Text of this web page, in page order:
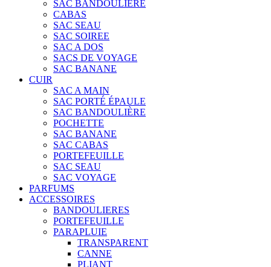
SAC BANDOULIÈRE
CABAS
SAC SEAU
SAC SOIREE
SAC A DOS
SACS DE VOYAGE
SAC BANANE
CUIR
SAC A MAIN
SAC PORTÉ ÉPAULE
SAC BANDOULIÈRE
POCHETTE
SAC BANANE
SAC CABAS
PORTEFEUILLE
SAC SEAU
SAC VOYAGE
PARFUMS
ACCESSOIRES
BANDOULIERES
PORTEFEUILLE
PARAPLUIE
TRANSPARENT
CANNE
PLIANT